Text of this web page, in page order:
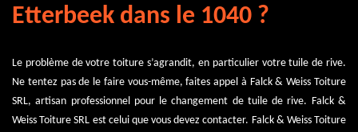
Etterbeek dans le 1040 ?
Le problème de votre toiture s’agrandit, en particulier votre tuile de rive.
Ne tentez pas de le faire vous-même, faites appel à Falck & Weiss Toiture
SRL, artisan professionnel pour le changement de tuile de rive. Falck &
Weiss Toiture SRL est celui que vous devez contacter. Falck & Weiss Toiture